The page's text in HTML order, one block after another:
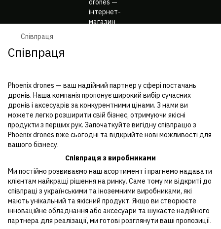
Співпраця
Співпраця
Phoenix drones — ваш надійний партнер у сфері постачань
дронів. Наша компанія пропонує широкий вибір сучасних
дронів і аксесуарів за конкурентними цінами. З нами ви
можете легко розширити свій бізнес, отримуючи якісні
продукти з перших рук. Започаткуйте вигідну співпрацю з
Phoenix drones вже сьогодні та відкрийте нові можливості для
вашого бізнесу.
Співпраця з виробниками
Ми постійно розвиваємо наш асортимент і прагнемо надавати
клієнтам найкращі рішення на ринку. Саме тому ми відкриті до
співпраці з українськими та іноземними виробниками, які
мають унікальний та якісний продукт. Якщо ви створюєте
інноваційне обладнання або аксесуари та шукаєте надійного
партнера для реалізації, ми готові розглянути ваші пропозиції.